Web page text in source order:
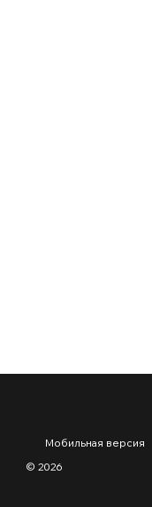
Мобильная версия
© 2026